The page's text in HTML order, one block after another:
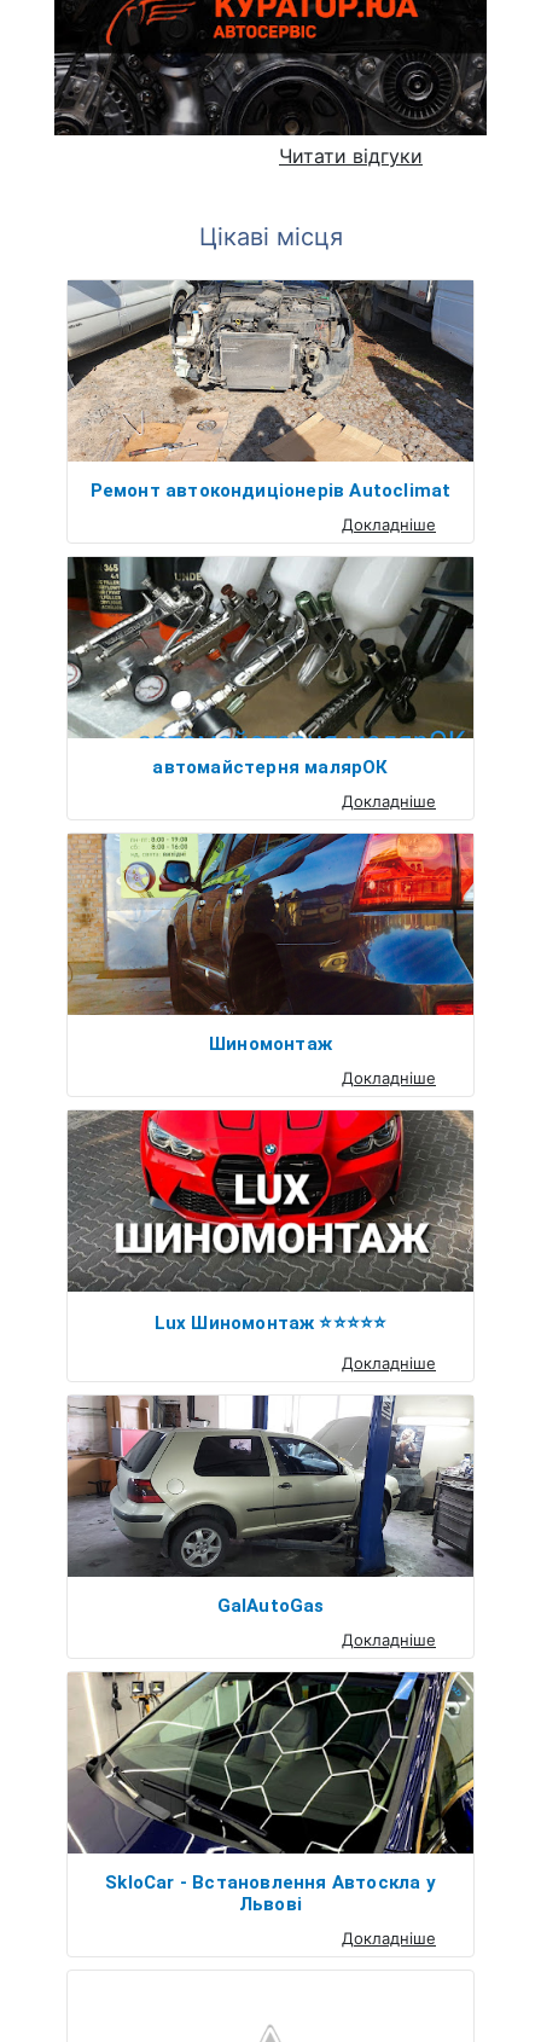
Читати відгуки
Цікаві місця
Ремонт автокондиціонерів Autoclimat
Докладніше
автомайстерня малярОК
Докладніше
Шиномонтаж
Докладніше
Lux Шиномонтаж ⭐️⭐️⭐️⭐️⭐️
Докладніше
GalAutoGas
Докладніше
SkloCar - Встановлення Автоскла у
Львові
Докладніше